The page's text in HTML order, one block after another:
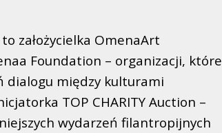
założycielka OmenaArt
Foundation – organizacji, które
dialogu między kulturami
TOP CHARITY Auction –
wydarzeń filantropijnych